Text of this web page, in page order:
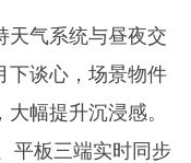
天气系统与昼夜交
下谈心，场景物件
幅提升沉浸感。
平板三端实时同步